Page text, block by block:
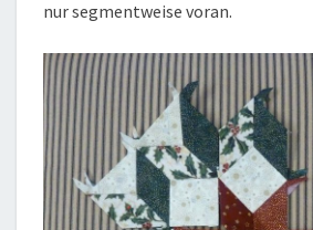
nur segmentweise voran.